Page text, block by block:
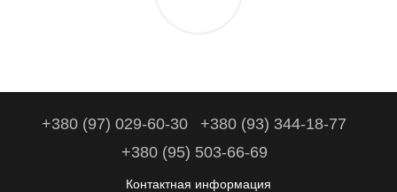
+380 (97) 029-60-30
+380 (93) 344-18-77
+380 (95) 503-66-69
Контактная информация